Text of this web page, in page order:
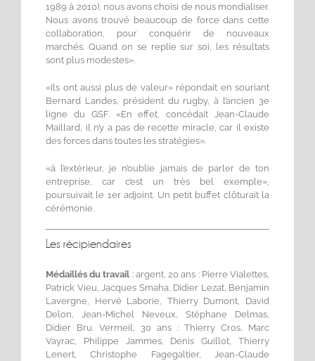
1989 à 2010), nous avons choisi de nous mondialiser.
Nous avons trouvé beaucoup de force dans cette
collaboration, pour conquérir de nouveaux
marchés. Quand on se replie sur soi, les résultats
sont plus modestes».
«Ils ont aussi plus de valeur» répondait en souriant
Bernard Landes, président du rugby, à l’ancien 3e
ligne du GSF. «En effet, concédait Jean-Claude
Maillard, il n’y a pas de recette miracle, car il existe
des forces dans toutes les stratégies».
«à l’extérieur, je n’oublie jamais de parler de ton
entreprise, car c’est un très bel exemple»,
poursuivait le 1er adjoint. Un petit buffet clôturait la
cérémonie.
Les récipiendaires
Médaillés du travail : argent, 20 ans : Pierre Vialettes,
Patrick Vieu, Jacques Smaha, Didier Lezat, Benjamin
Lavergne, Hervé Laborie, Thierry Dumont, David
Delon, Jean-Michel Neveux, Stéphane Delmas,
Didier Bru. Vermeil, 30 ans : Thierry Cros, Marc
Vayrac, Philippe Jammes, Denis Guillot, Thierry
Lenert, Christophe Fagegaltier, Jean-Claude